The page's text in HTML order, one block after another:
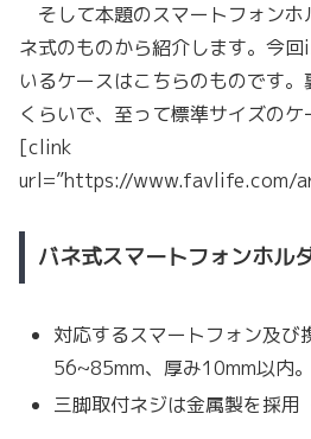
そして本題のスマートフォンホ
ネ式のものから紹介します。今
いるケースはこちらのものです
くらいで、至って標準サイズのケ
[clink
url=”https://www.favlife.com/
バネ式スマートフォンホル
対応するスマートフォン及び
56~85mm、厚み10mm以内。
三脚取付ネジは金属製を採用